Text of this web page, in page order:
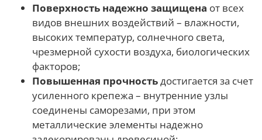
Поверхность надежно защищена от всех
видов внешних воздействий – влажности,
высоких температур, солнечного света,
чрезмерной сухости воздуха, биологических
факторов;
Повышенная прочностьдостигается за счет
усиленного крепежа – внутренние узлы
соединены саморезами, при этом
металлические элементы надежно